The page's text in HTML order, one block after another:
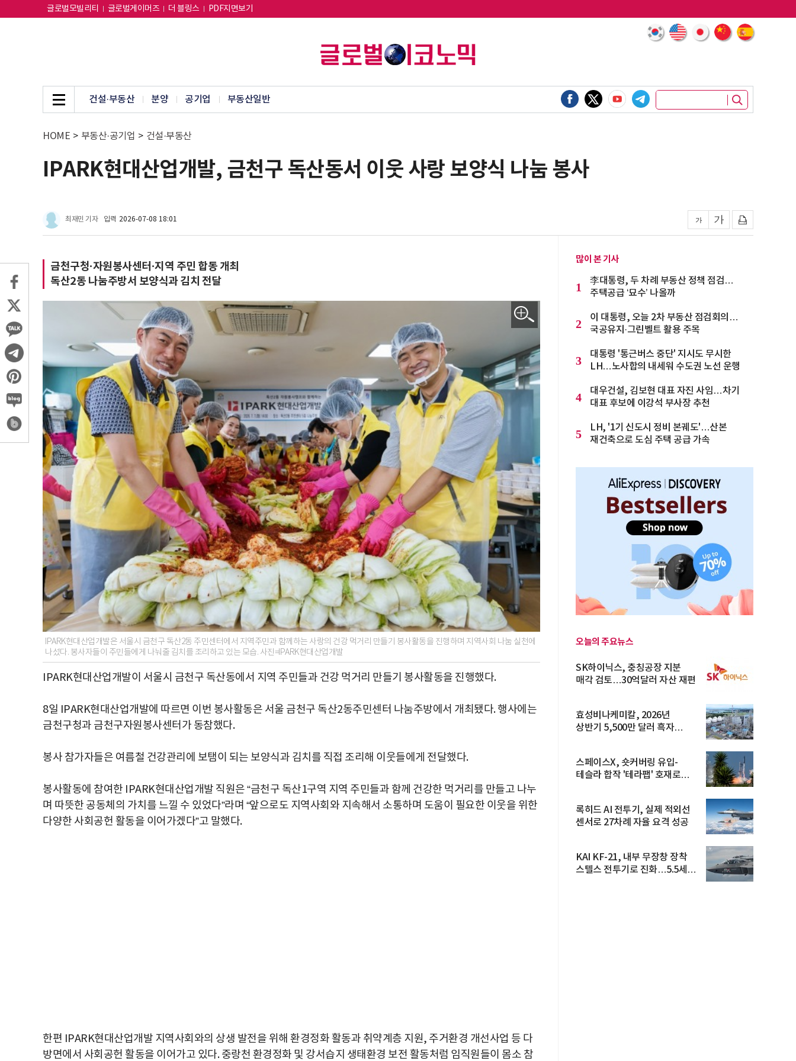
글로벌모빌리티 글로벌게이머즈 더 블링스 PDF지면보기
건설·부동산 분양 공기업 부동산일반
HOME > 부동산·공기업 > 건설·부동산
IPARK현대산업개발, 금천구 독산동서 이웃 사랑 보양식 나눔 봉사
최재민 기자 입력 2026-07-08 18:01
금천구청·자원봉사센터·지역 주민 합동 개최
독산2동 나눔주방서 보양식과 김치 전달
IPARK현대산업개발은 서울시 금천구 독산2동 주민센터에서 지역주민과 함께하는 사랑의 건강 먹거리 만들기 봉사활동을 진행하며 지역사회 나눔 실천에
나섰다. 봉사자들이 주민들에게 나눠줄 김치를 조리하고 있는 모습. 사진=IPARK현대산업개발
IPARK현대산업개발이 서울시 금천구 독산동에서 지역 주민들과 건강 먹거리 만들기 봉사활동을 진행했다.
8일 IPARK현대산업개발에 따르면 이번 봉사활동은 서울 금천구 독산2동주민센터 나눔주방에서 개최됐다. 행사에는
금천구청과 금천구자원봉사센터가 동참했다.
봉사 참가자들은 여름철 건강관리에 보탬이 되는 보양식과 김치를 직접 조리해 이웃들에게 전달했다.
봉사활동에 참여한 IPARK현대산업개발 직원은 “금천구 독산1구역 지역 주민들과 함께 건강한 먹거리를 만들고 나누
며 따뜻한 공동체의 가치를 느낄 수 있었다”라며 “앞으로도 지역사회와 지속해서 소통하며 도움이 필요한 이웃을 위한
다양한 사회공헌 활동을 이어가겠다”고 말했다.
한편 IPARK현대산업개발 지역사회와의 상생 발전을 위해 환경정화 활동과 취약계층 지원, 주거환경 개선사업 등 다
방면에서 사회공헌 활동을 이어가고 있다. 중랑천 환경정화 및 강서습지 생태환경 보전 활동처럼 임직원들이 몸소 참
많이 본 기사
1
李대통령, 두 차례 부동산 정책 점검…
주택공급 ‘묘수’ 나올까
2
이 대통령, 오늘 2차 부동산 점검회의…
국공유지·그린벨트 활용 주목
3
대통령 '통근버스 중단' 지시도 무시한
LH…노사합의 내세워 수도권 노선 운행
4
대우건설, 김보현 대표 자진 사임…차기
대표 후보에 이강석 부사장 추천
5
LH, '1기 신도시 정비 본궤도'…산본
재건축으로 도심 주택 공급 가속
오늘의 주요뉴스
SK하이닉스, 충칭공장 지분
매각 검토…30억달러 자산 재편
효성비나케미칼, 2026년
상반기 5,500만 달러 흑자
스페이스X, 숏커버링 유입-
테슬라 합작 '테라팹' 호재로
록히드 AI 전투기, 실제 적외선
센서로 27차례 자율 요격 성공
KAI KF-21, 내부 무장창 장착
스텔스 전투기로 진화…5.5세대